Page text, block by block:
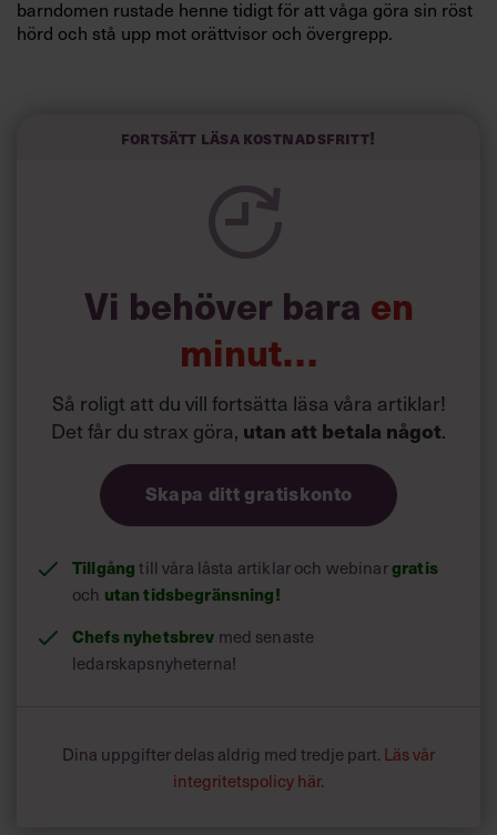
barndomen rustade henne tidigt för att våga göra sin röst
hörd och stå upp mot orättvisor och övergrepp.
”Jag ältar inte problem, jag löser dem”, säger hon.
Fortsätt läsa kostnadsfritt!
Vi behöver bara en
minut…
Så roligt att du vill fortsätta läsa våra artiklar!
Det får du strax göra, utan att betala något.
Skapa ditt gratiskonto
Tillgång till våra låsta artiklar och webinargratis
och utan tidsbegränsning!
Chefs nyhetsbrev med senaste
ledarskapsnyheterna!
Dina uppgifter delas aldrig med tredje part. Läs vår
integritetspolicy här.